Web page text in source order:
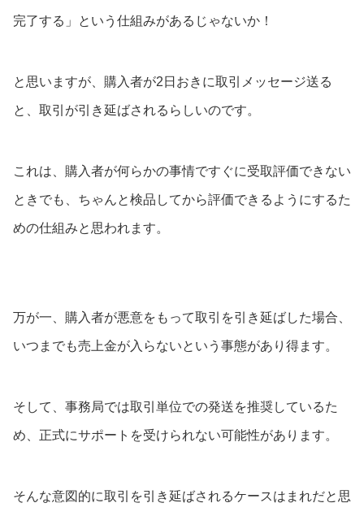
完了する」という仕組みがあるじゃないか！
と思いますが、購入者が2日おきに取引メッセージ送る
と、取引が引き延ばされるらしいのです。
これは、購入者が何らかの事情ですぐに受取評価できない
ときでも、ちゃんと検品してから評価できるようにするた
めの仕組みと思われます。
万が一、購入者が悪意をもって取引を引き延ばした場合、
いつまでも売上金が入らないという事態があり得ます。
そして、事務局では取引単位での発送を推奨しているた
め、正式にサポートを受けられない可能性があります。
そんな意図的に取引を引き延ばされるケースはまれだと思